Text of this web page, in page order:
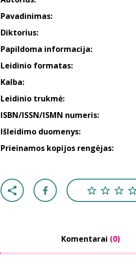
Pavadinimas:
Diktorius:
Papildoma informacija:
Leidinio formatas:
Kalba:
Leidinio trukmė:
ISBN/ISSN/ISMN numeris:
Išleidimo duomenys:
Prieinamos kopijos rengėjas:
Komentarai (0)